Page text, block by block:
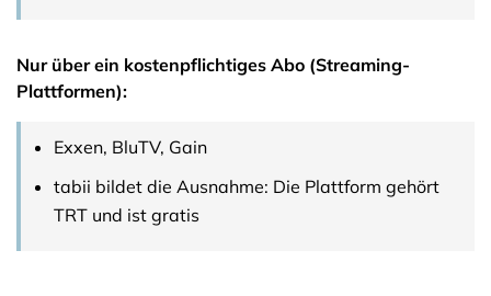
Nur über ein kostenpflichtiges Abo (Streaming-
Plattformen):
Exxen, BluTV, Gain
tabii bildet die Ausnahme: Die Plattform gehört
TRT und ist gratis